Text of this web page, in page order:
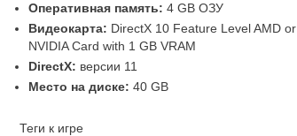
Оперативная память: 4 GB ОЗУ
Видеокарта: DirectX 10 Feature Level AMD or
NVIDIA Card with 1 GB VRAM
DirectX: версии 11
Место на диске: 40 GB
Теги к игре